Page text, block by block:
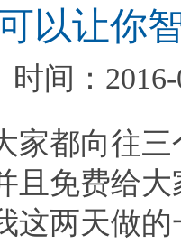
以让你
时间：
家都向往
且免费给
这两天做